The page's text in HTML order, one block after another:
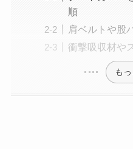
順
肩ベルトや股
衝撃吸収材や
も